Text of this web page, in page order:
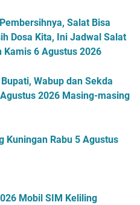
Salat Bisa
Dosa Kita, Ini Jadwal Salat
Kamis 6 Agustus 2026
Wabup dan Sekda
2026 Masing-masing
Kuningan Rabu 5 Agustus
Mobil SIM Keliling